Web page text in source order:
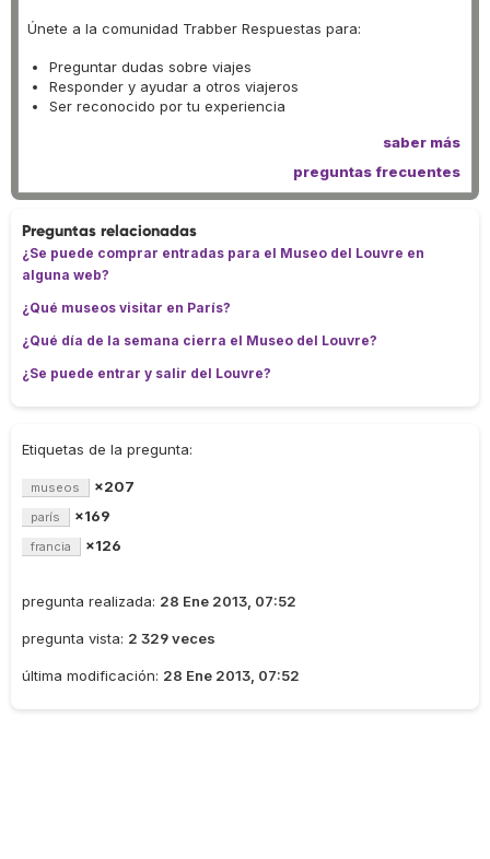
Únete a la comunidad Trabber Respuestas para:
Preguntar dudas sobre viajes
Responder y ayudar a otros viajeros
Ser reconocido por tu experiencia
saber más
preguntas frecuentes
Preguntas relacionadas
¿Se puede comprar entradas para el Museo del Louvre en
alguna web?
¿Qué museos visitar en París?
¿Qué día de la semana cierra el Museo del Louvre?
¿Se puede entrar y salir del Louvre?
Etiquetas de la pregunta:
museos ×207
parís ×169
francia ×126
pregunta realizada: 28 Ene 2013, 07:52
pregunta vista: 2 329 veces
última modificación: 28 Ene 2013, 07:52